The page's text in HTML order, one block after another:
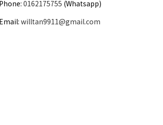
Phone: 0162175755 (Whatsapp)
Email: willtan9911@gmail.com